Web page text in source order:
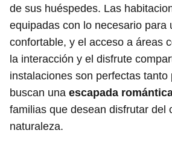
de sus huéspedes. Las
equipadas con lo necesario para
confortable, y el acceso a áreas
la interacción y el disfrute
instalaciones son perfectas tanto
buscan una escapada
familias que desean disfrutar del
naturaleza.